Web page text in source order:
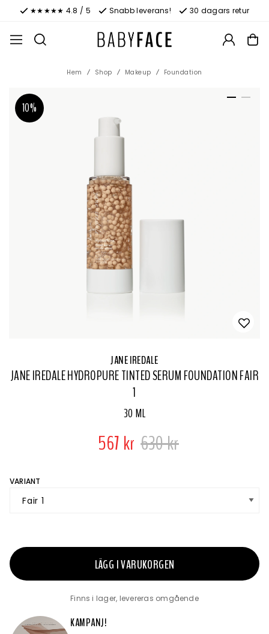
★★★★★ 4.8 / 5 Snabb leverans! 30 dagars retur
Hem Shop Makeup Foundation
10%
JANE IREDALE
JANE IREDALE HYDROPURE TINTED SERUM FOUNDATION FAIR
1
30 ML
567 kr 630 kr
VARIANT
LÄGG I VARUKORGEN
Finns i lager, levereras omgående
KAMPANJ!